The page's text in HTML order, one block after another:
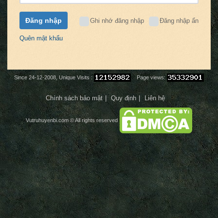
Ghi nhớ đăng nhập Đăng nhập ẩn
Đăng nhập
Quên mật khẩu
Since 24-12-2008, Unique Visits : Page views:
Chính sách bảo mật Quy định Liên hệ
Vutruhuyenbi.com© All rights reserved